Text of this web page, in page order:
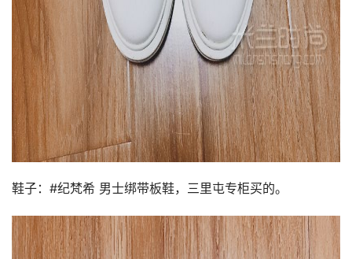
鞋子：#纪梵希 男士绑带板鞋，三里屯专柜买的。